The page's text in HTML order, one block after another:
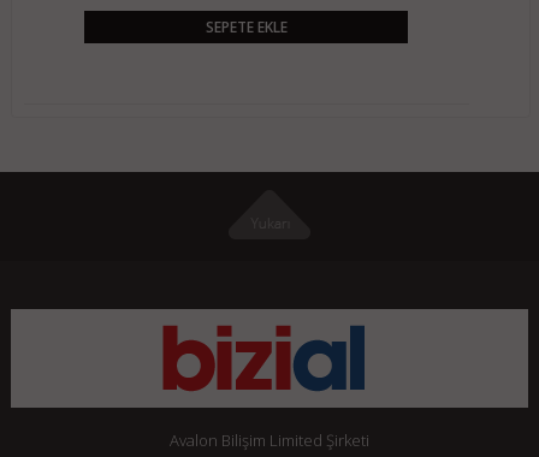
SEPETE EKLE
Avalon Bilişim Limited Şirketi